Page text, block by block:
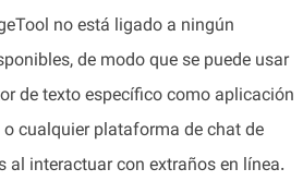
no está ligado a ningún
de modo que se puede usar
de texto específico como aplicación
cualquier plataforma de chat de
al interactuar con extraños en línea.